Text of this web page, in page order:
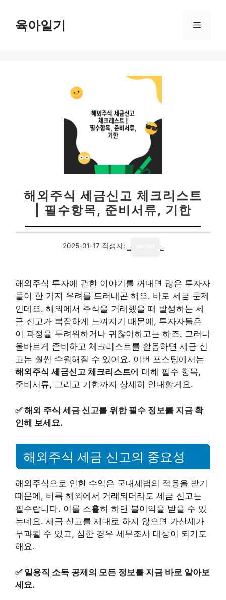
육아일기 메
해외주식 세금신고 체크리스트
| 필수항목, 준비서류, 기한
2025-01-17 작성자:
해외주식 투자에 관한 이야기를 꺼내면 많은 투자자
들이 한 가지 우려를 드러내곤 해요. 바로 세금 문제
인데요. 해외에서 주식을 거래했을 때 발생하는 세
금 신고가 복잡하게 느껴지기 때문에, 투자자들은
이 과정을 두려워하거나 귀찮아하고는 하죠. 그러나
올바르게 준비하고 체크리스트를 활용하면 세금 신
고는 훨씬 수월해질 수 있어요. 이번 포스팅에서는
해외주식 세금신고 체크리스트에 대해 필수 항목,
준비서류, 그리고 기한까지 상세히 안내할게요.
✅해외 주식 세금 신고를 위한 필수 정보를 지금 확
인해 보세요.
해외주식 세금 신고의 중요성
해외주식으로 인한 수익은 국내세법의 적용을 받기
때문에, 비록 해외에서 거래되더라도 세금 신고는
필수랍니다. 이를 소홀히 하면 불이익을 받을 수 있
는데요. 세금 신고를 제대로 하지 않으면 가산세가
부과될 수 있고, 심한 경우 세무조사 대상이 되기도
해요.
✅ 일용직 소득 공제의 모든 정보를 지금 바로 알아보
세요.